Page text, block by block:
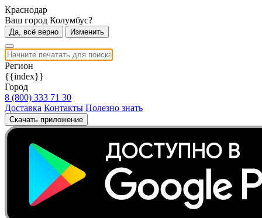
Краснодар
Ваш город Колумбус?
Да, всё верно Изменить
Регион
{{index}}
Город
8 (800) 333 71 30
Доставка Контакты Полезно знать
Скачать приложение